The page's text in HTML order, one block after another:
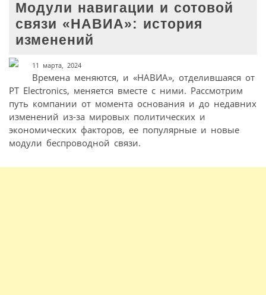
Модули навигации и сотовой
связи «НАВИА»: история
изменений
11 марта, 2024
Времена меняются, и «НАВИА», отделившаяся от
PT Electronics, меняется вместе с ними. Рассмотрим
путь компании от момента основания и до недавних
изменений из-за мировых политических и
экономических факторов, ее популярные и новые
модули беспроводной связи.